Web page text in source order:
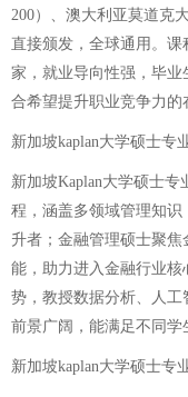
200）、澳大利亚莫道克
直接颁发，全球通用。
家，就业导向性强，毕
合希望提升职业竞争力的
新加坡kaplan大学硕士专
新加坡Kaplan大学硕士
程，涵盖多领域管理知
升者；金融管理硕士聚
能，助力进入金融行业
势，教授数据分析、人
前景广阔，能满足不同学
新加坡kaplan大学硕士专